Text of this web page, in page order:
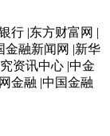
行 |东方财富网 |
金融新闻网 |新华
资讯中心 |中金
金融 |中国金融